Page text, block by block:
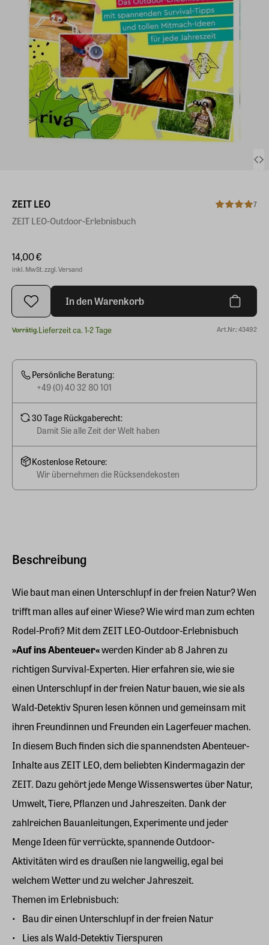
Beschreibung
Wie baut man einen Unterschlupf in der freien Natur? Wen
trifft man alles auf einer Wiese? Wie wird man zum echten
Rodel-Profi? Mit dem ZEIT LEO-Outdoor-Erlebnisbuch
»Auf ins Abenteuer«werden Kinder ab 8 Jahren zu
richtigen Survival-Experten. Hier erfahren sie, wie sie
einen Unterschlupf in der freien Natur bauen, wie sie als
Wald-Detektiv Spuren lesen können und gemeinsam mit
ihren Freundinnen und Freunden ein Lagerfeuer machen.
In diesem Buch finden sich die spannendsten Abenteuer-
Inhalte aus ZEIT LEO, dem beliebten Kindermagazin der
ZEIT. Dazu gehört jede Menge Wissenswertes über Natur,
Umwelt, Tiere, Pflanzen und Jahreszeiten. Dank der
zahlreichen Bauanleitungen, Experimente und jeder
Menge Ideen für verrückte, spannende Outdoor-
Aktivitäten wird es draußen nie langweilig, egal bei
welchem Wetter und zu welcher Jahreszeit.
Themen im Erlebnisbuch:
Bau dir einen Unterschlupf in der freien Natur
Lies als Wald-Detektiv Tierspuren
ZEIT LEO 7
ZEIT LEO-Outdoor-Erlebnisbuch
14,00 €
inkl. MwSt. zzgl. Versand
In den Warenkorb
Vorrätig.Lieferzeit ca. 1-2 Tage Art.Nr.: 43492
Persönliche Beratung:
+49 (0) 40 32 80 101
30 Tage Rückgaberecht:
Damit Sie alle Zeit der Welt haben
Kostenlose Retoure:
Wir übernehmen die Rücksendekosten